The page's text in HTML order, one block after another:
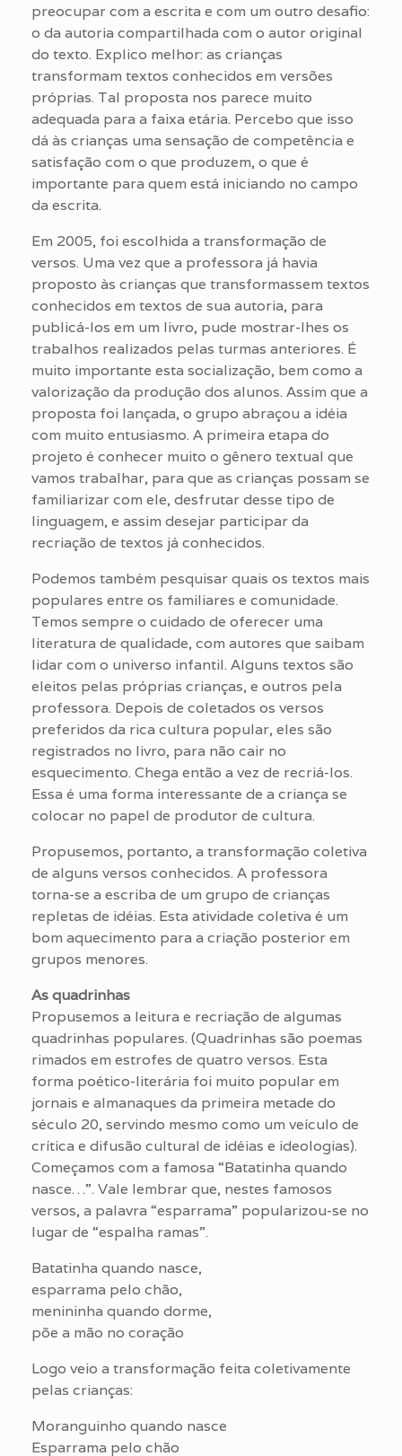
preocupar com a escrita e com um outro desafio:
o da autoria compartilhada com o autor original
do texto. Explico melhor: as crianças
transformam textos conhecidos em versões
próprias. Tal proposta nos parece muito
adequada para a faixa etária. Percebo que isso
dá às crianças uma sensação de competência e
satisfação com o que produzem, o que é
importante para quem está iniciando no campo
da escrita.
Em 2005, foi escolhida a transformação de
versos. Uma vez que a professora já havia
proposto às crianças que transformassem textos
conhecidos em textos de sua autoria, para
publicá-los em um livro, pude mostrar-lhes os
trabalhos realizados pelas turmas anteriores. É
muito importante esta socialização, bem como a
valorização da produção dos alunos. Assim que a
proposta foi lançada, o grupo abraçou a idéia
com muito entusiasmo. A primeira etapa do
projeto é conhecer muito o gênero textual que
vamos trabalhar, para que as crianças possam se
familiarizar com ele, desfrutar desse tipo de
linguagem, e assim desejar participar da
recriação de textos já conhecidos.
Podemos também pesquisar quais os textos mais
populares entre os familiares e comunidade.
Temos sempre o cuidado de oferecer uma
literatura de qualidade, com autores que saibam
lidar com o universo infantil. Alguns textos são
eleitos pelas próprias crianças, e outros pela
professora. Depois de coletados os versos
preferidos da rica cultura popular, eles são
registrados no livro, para não cair no
esquecimento. Chega então a vez de recriá-los.
Essa é uma forma interessante de a criança se
colocar no papel de produtor de cultura.
Propusemos, portanto, a transformação coletiva
de alguns versos conhecidos. A professora
torna-se a escriba de um grupo de crianças
repletas de idéias. Esta atividade coletiva é um
bom aquecimento para a criação posterior em
grupos menores.
As quadrinhas
Propusemos a leitura e recriação de algumas
quadrinhas populares. (Quadrinhas são poemas
rimados em estrofes de quatro versos. Esta
forma poético-literária foi muito popular em
jornais e almanaques da primeira metade do
século 20, servindo mesmo como um veículo de
crítica e difusão cultural de idéias e ideologias).
Começamos com a famosa “Batatinha quando
nasce…”. Vale lembrar que, nestes famosos
versos, a palavra “esparrama” popularizou-se no
lugar de “espalha ramas”.
Batatinha quando nasce,
esparrama pelo chão,
menininha quando dorme,
põe a mão no coração
Logo veio a transformação feita coletivamente
pelas crianças:
Moranguinho quando nasce
Esparrama pelo chão